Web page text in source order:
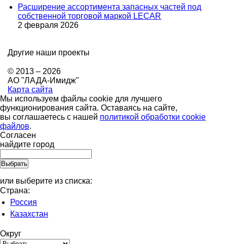
Расширение ассортимента запасных частей под
собственной торговой маркой LECAR
2 февраля 2026
Другие наши проекты
© 2013 – 2026
АО "ЛАДА-Имидж"
Карта сайта
Мы используем файлы cookie для лучшего
функционирования сайта. Оставаясь на сайте,
вы соглашаетесь с нашей политикой обработки cookie
файлов.
Согласен
найдите город
или выберите из списка:
Страна:
Россия
Казахстан
Округ